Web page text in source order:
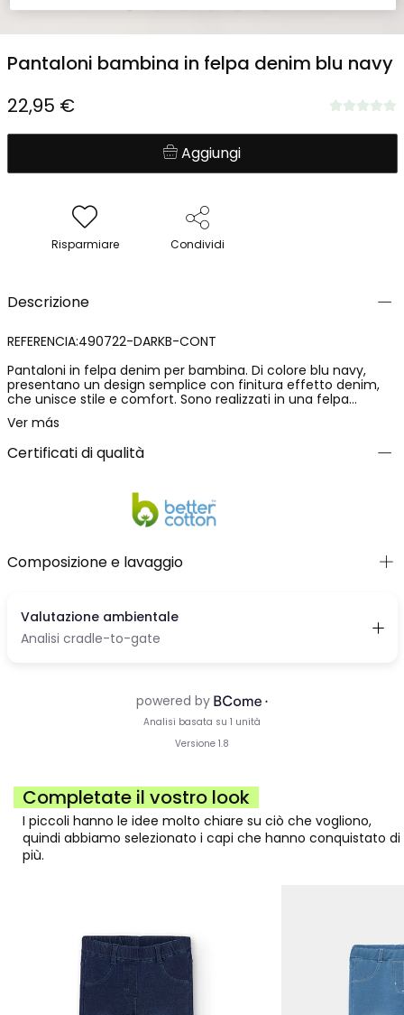
1 2 3 4 5 6
Pantaloni bambina in felpa denim blu navy
22,95 €
Aggiungi
Risparmiare Condividi
Descrizione
REFERENCIA:490722-DARKB-CONT
Pantaloni in felpa denim per bambina. Di colore blu navy,
presentano un design semplice con finitura effetto denim,
che unisce stile e comfort. Sono realizzati in una felpa
morbida ed elasticizzata, con una composizione di 78%
cotone, 15% poliestere e 7% elastan, che garantisce comfort,
flessibilità e una vestibilità piacevole. Un capo pratico e
versatile, ideale per l’uso quotidiano e per creare look comodi.
Ver más
Certificati di qualità
Composizione e lavaggio
Completate il vostro look
I piccoli hanno le idee molto chiare su ciò che vogliono,
quindi abbiamo selezionato i capi che hanno conquistato di
più.